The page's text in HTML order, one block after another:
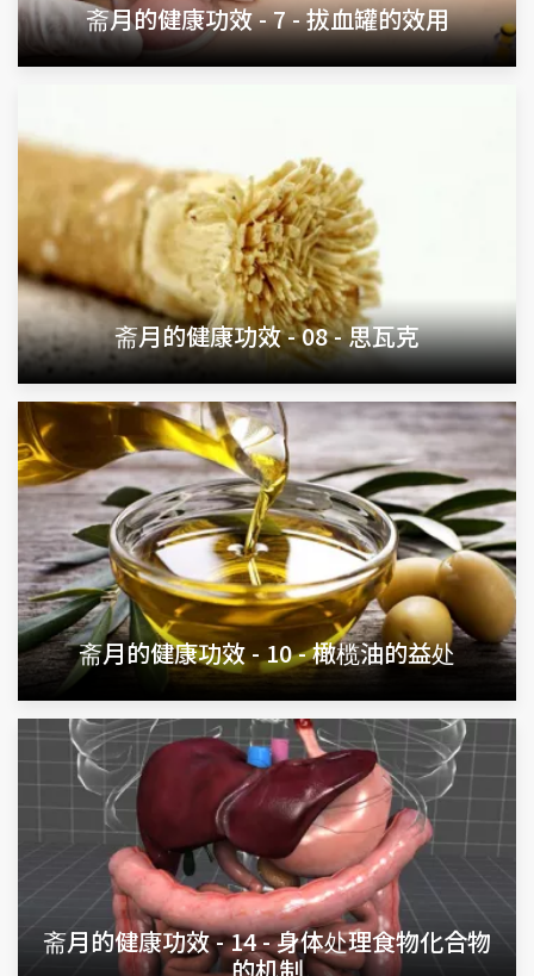
斋月的健康功效 - 7 - 拔血罐的效用
斋月的健康功效 - 08 - 思瓦克
斋月的健康功效 - 10 - 橄榄油的益处
斋月的健康功效 - 14 - 身体处理食物化合物